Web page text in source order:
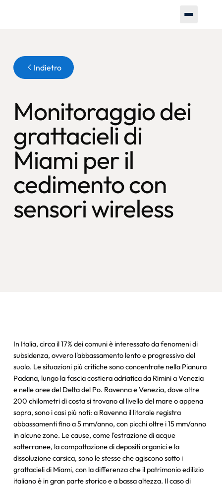
Indietro
Monitoraggio dei
grattacieli di
Miami per il
cedimento con
sensori wireless
In Italia, circa il 17% dei comuni è interessato da fenomeni di
subsidenza, ovvero l'abbassamento lento e progressivo del
suolo. Le situazioni più critiche sono concentrate nella Pianura
Padana, lungo la fascia costiera adriatica da Rimini a Venezia
e nelle aree del Delta del Po. Ravenna e Venezia, dove oltre
200 chilometri di costa si trovano al livello del mare o appena
sopra, sono i casi più noti: a Ravenna il litorale registra
abbassamenti fino a 5 mm/anno, con picchi oltre i 15 mm/anno
in alcune zone. Le cause, come l'estrazione di acque
sotterranee, la compattazione di depositi organici e la
dissoluzione carsica, sono le stesse che agiscono sotto i
grattacieli di Miami, con la differenza che il patrimonio edilizio
italiano è in gran parte storico e a bassa altezza. Il caso di